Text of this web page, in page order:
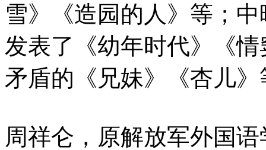
雪》《造园的人》等；
发表了《幼年时代》《
矛盾的《兄妹》《杏儿
周祥仑，原解放军外国